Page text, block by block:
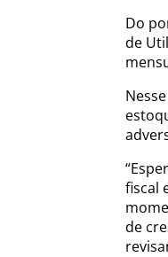
Do
de
fiscal
de